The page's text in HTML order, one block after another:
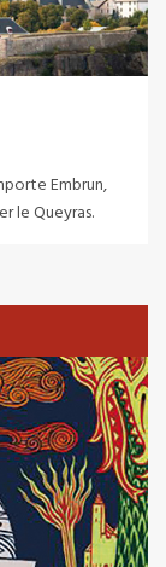
Embrun,
le Queyras.